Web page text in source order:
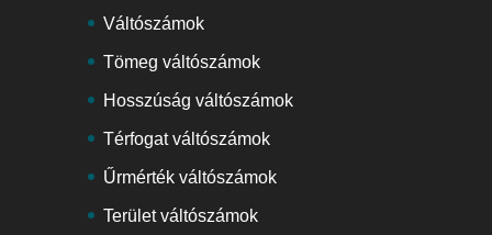
Váltószámok
Tömeg váltószámok
Hosszúság váltószámok
Térfogat váltószámok
Űrmérték váltószámok
Terület váltószámok